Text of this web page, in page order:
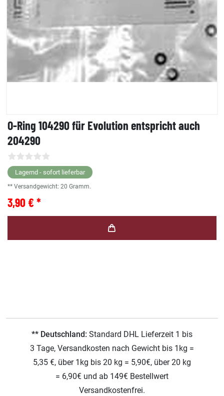
O-Ring 104290 für Evolution entspricht auch
204290
Lagernd - sofort lieferbar
** Versandgewicht: 20 Gramm.
3,90 € *
** Deutschland: Standard DHL Lieferzeit 1 bis
3 Tage, Versandkosten nach Gewicht bis 1kg =
5,35 €, über 1kg bis 20 kg = 5,90€, über 20 kg
= 6,90€ und ab 149€ Bestellwert
Versandkostenfrei.